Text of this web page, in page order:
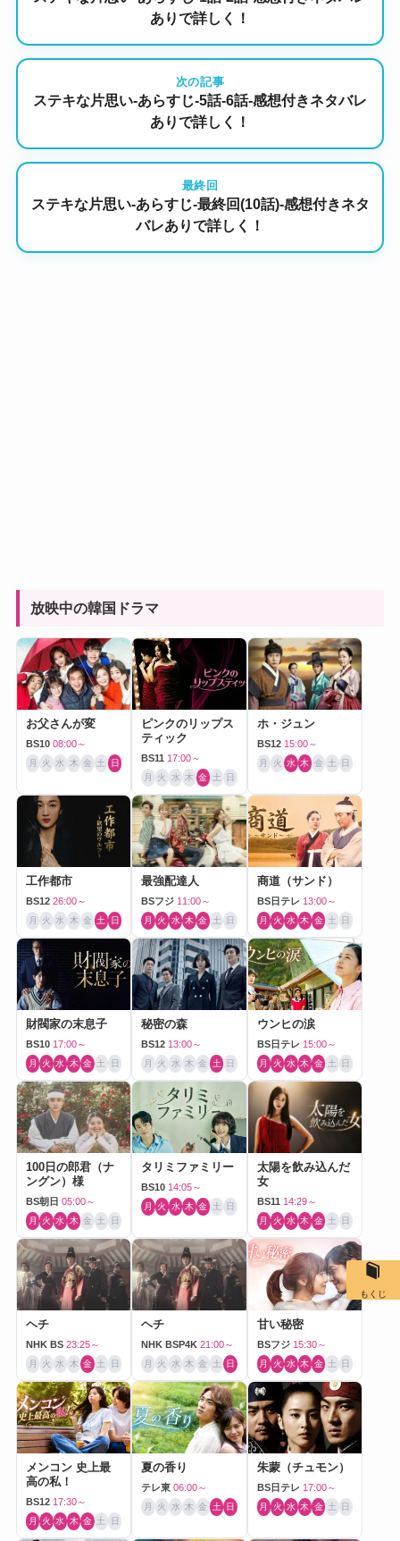
ありで詳しく！
次の記事
ステキな片思い-あらすじ-5話-6話-感想付きネタバレ
ありで詳しく！
最終回
ステキな片思い-あらすじ-最終回(10話)-感想付きネタ
バレありで詳しく！
放映中の韓国ドラマ
お父さんが変
BS10 08:00～
月 火 水 木 金 土 日
ピンクのリップス
ティック
BS11 17:00～
月 火 水 木 金 土 日
ホ・ジュン
BS12 15:00～
月 火 水 木 金 土 日
工作都市
BS12 26:00～
月 火 水 木 金 土 日
最強配達人
BSフジ 11:00～
月 火 水 木 金 土 日
商道（サンド）
BS日テレ 13:00～
月 火 水 木 金 土 日
財閥家の末息子
BS10 17:00～
月 火 水 木 金 土 日
秘密の森
BS12 13:00～
月 火 水 木 金 土 日
ウンヒの涙
BS日テレ 15:00～
月 火 水 木 金 土 日
100日の郎君（ナ
ングン）様
BS朝日 05:00～
月 火 水 木 金 土 日
タリミファミリー
BS10 14:05～
月 火 水 木 金 土 日
太陽を飲み込んだ
女
BS11 14:29～
月 火 水 木 金 土 日
ヘチ
NHK BS 23:25～
月 火 水 木 金 土 日
ヘチ
NHK BSP4K 21:00～
月 火 水 木 金 土 日
甘い秘密
BSフジ 15:30～
月 火 水 木 金 土 日
メンコン 史上最
高の私！
BS12 17:30～
月 火 水 木 金 土 日
夏の香り
テレ東 06:00～
月 火 水 木 金 土 日
朱蒙（チュモン）
BS日テレ 17:00～
月 火 水 木 金 土 日
もくじ